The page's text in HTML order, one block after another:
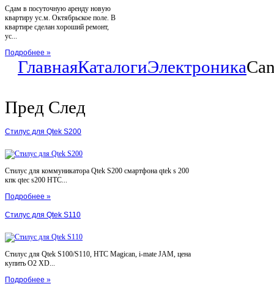
Сдам в посуточную аренду новую
квартиру ус.м. Октябрьское поле. В
квартире сделан хороший ремонт,
ус...
Подробнее »
ГлавнаяКаталогиЭлектроника
Пред След
Стилус для Qtek S200
Стилус для коммуникатора Qtek S200 смартфона qtek s 200
кпк qtec s200 HTC...
Подробнее »
Стилус для Qtek S110
Стилус для Qtek S100/S110, HTC Magican, i-mate JAM, цена
купить O2 XD...
Подробнее »